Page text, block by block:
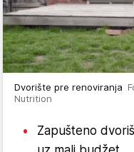
Dvorište pre renoviranja
Nutrition
Zapušteno